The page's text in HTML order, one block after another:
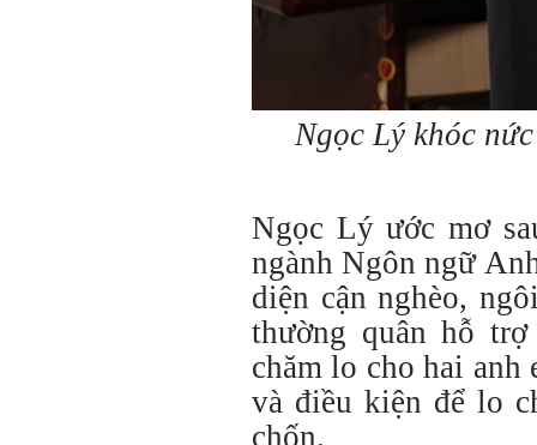
Ngọc Lý khóc
Ngọc Lý ước mơ
ngành Ngôn ngữ
diện cận nghèo,
thường quân hỗ
chăm lo cho hai anh
và điều kiện để lo
chốn.